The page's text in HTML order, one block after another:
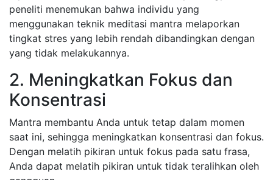
peneliti menemukan bahwa individu yang
menggunakan teknik meditasi mantra melaporkan
tingkat stres yang lebih rendah dibandingkan dengan
yang tidak melakukannya.
2. Meningkatkan Fokus dan
Konsentrasi
Mantra membantu Anda untuk tetap dalam momen
saat ini, sehingga meningkatkan konsentrasi dan fokus.
Dengan melatih pikiran untuk fokus pada satu frasa,
Anda dapat melatih pikiran untuk tidak teralihkan oleh